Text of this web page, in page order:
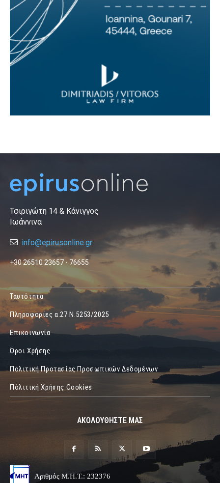
Τσιριγώτη 14 & Κάνιγγος
Ιωάννινα
info@epirusonline.gr
+30 26510 23657 - 76655
Ταυτότητα
Πληροφορίες α.27 Ν.5253/2025
Επικοινωνία
Όροι Χρήσης
Πολιτική Προτασίας Προσωπικών Δεδομένων
Πόλιτική Χρήσης Cookies
ΑΚΟΛΟΥΘΗΣΤΕ ΜΑΣ
Αριθμός Μ.Η.Τ.: 232376